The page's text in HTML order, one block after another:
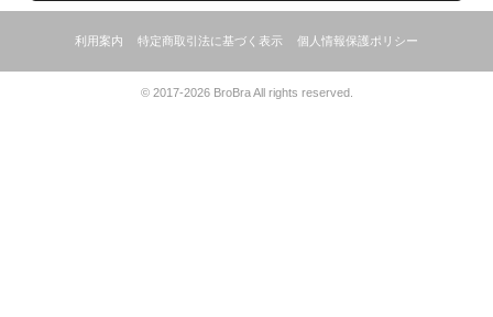
利用案内 特定商取引法に基づく表示 個人情報保護ポリシー
© 2017-2026 BroBra All rights reserved.